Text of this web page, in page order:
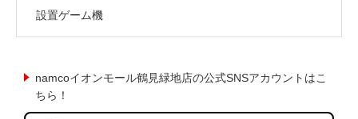
設置ゲーム機
namcoイオンモール鶴見緑地店の公式SNSアカウントはこ
ちら！